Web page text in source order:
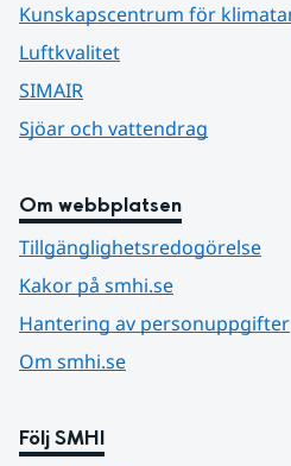
Kunskapscentrum för
Luftkvalitet
SIMAIR
Sjöar och vattendrag
Om webbplatsen
Tillgänglighetsredogörelse
Kakor på smhi.se
Hantering av personuppgifter
Om smhi.se
Följ SMHI